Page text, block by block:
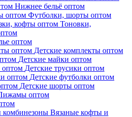
Нижнее бельё оптом
Футболки, шорты оптом
Тоновки,
оптом
Детские комплекты оптом
Детские майки оптом
Детские трусики оптом
Детские футболки оптом
Детские шорты оптом
оптом
Вязаные кофты и